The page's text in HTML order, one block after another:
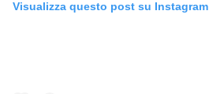
Visualizza questo post su Instagram